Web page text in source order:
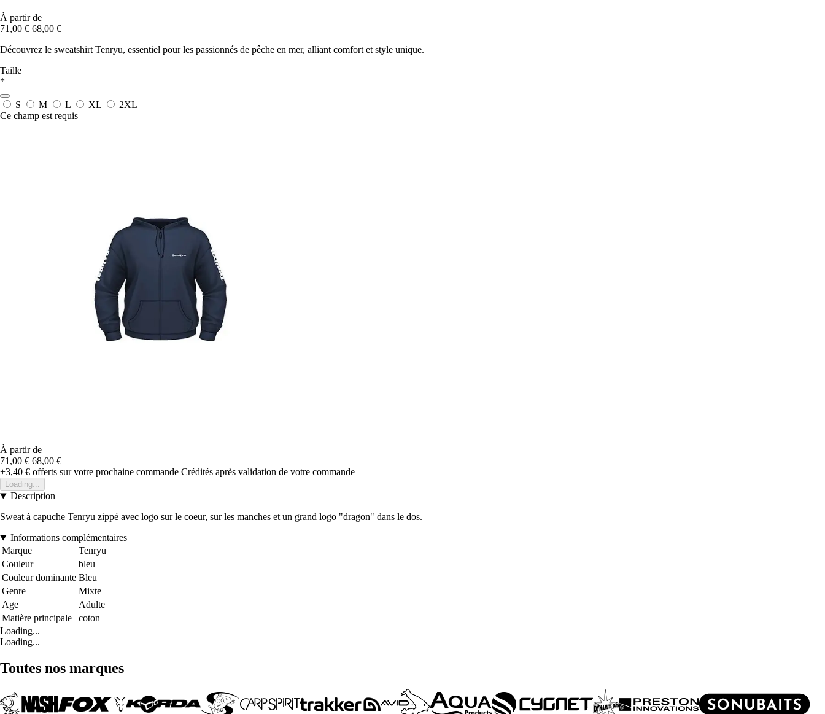
À partir de
71,00 € 68,00 €
Découvrez le sweatshirt Tenryu, essentiel pour les passionnés de pêche en mer, alliant comfort et style unique.
Taille
*
S M L XL
2XL
Ce champ est requis
À partir de
71,00 € 68,00 €
+3,40 € offerts sur votre prochaine commande Crédités après validation de votre commande
Loading...
Description
Sweat à capuche Tenryu zippé avec logo sur le coeur, sur les manches et un grand logo "dragon" dans le dos.
Informations complémentaires
Marque
Tenryu
Couleur
bleu
Couleur dominante Bleu
Genre
Mixte
Age
Adulte
Matière principale
coton
Loading...
Loading...
Toutes nos marques